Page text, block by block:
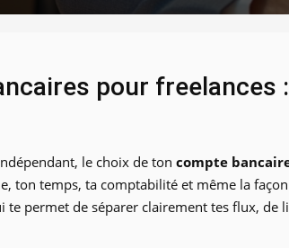
pour freelances
le choix de ton compte
ton temps, ta comptabilité et même la
te permet de séparer clairement tes flux,